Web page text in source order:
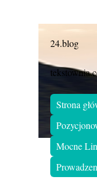
24.blog
Strona
Mocne